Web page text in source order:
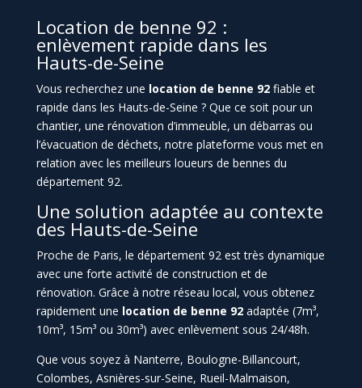
Location de benne 92 :
enlèvement rapide dans les
Hauts-de-Seine
Vous recherchez une location de benne 92fiable et
rapide dans les Hauts-de-Seine ? Que ce soit pour un
chantier, une rénovation d’immeuble, un débarras ou
l’évacuation de déchets, notre plateforme vous met en
relation avec les meilleurs loueurs de bennes du
département 92.
Une solution adaptée au contexte
des Hauts-de-Seine
Proche de Paris, le département 92 est très dynamique
avec une forte activité de construction et de
rénovation. Grâce à notre réseau local, vous obtenez
rapidement une location de benne 92adaptée (7m³,
10m³, 15m³ ou 30m³) avec enlèvement sous 24/48h.
Que vous soyez à Nanterre, Boulogne-Billancourt,
Colombes, Asnières-sur-Seine, Rueil-Malmaison,